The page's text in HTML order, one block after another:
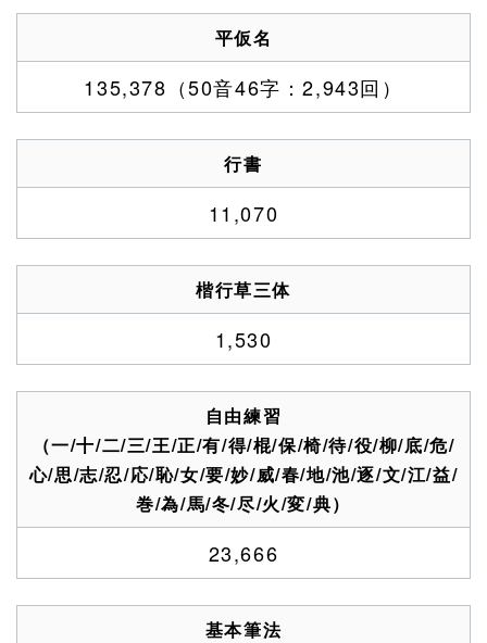
平仮名
135,378（50音46字：2,943回）
行書
11,070
楷行草三体
1,530
自由練習
（一/十/二/三/王/正/有/得/棍/保/椅/待/役/柳/底/危/
心/思/志/忍/応/恥/女/要/妙/威/春/地/池/逐/文/江/益/
巻/為/馬/冬/尽/火/変/典）
23,666
基本筆法